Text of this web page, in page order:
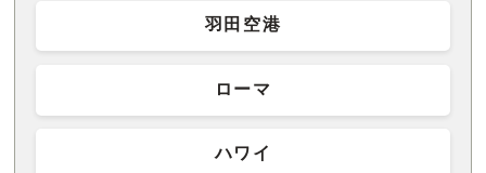
羽田空港
ローマ
ハワイ